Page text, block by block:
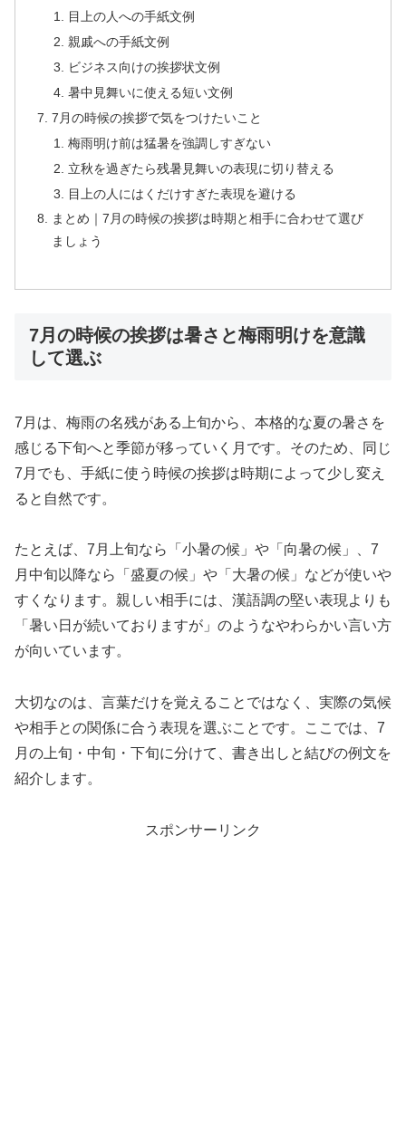
目上の人への手紙文例
親戚への手紙文例
ビジネス向けの挨拶状文例
暑中見舞いに使える短い文例
7月の時候の挨拶で気をつけたいこと
梅雨明け前は猛暑を強調しすぎない
立秋を過ぎたら残暑見舞いの表現に切り替える
目上の人にはくだけすぎた表現を避ける
まとめ｜7月の時候の挨拶は時期と相手に合わせて選び
ましょう
7月の時候の挨拶は暑さと梅雨明けを意識
して選ぶ
7月は、梅雨の名残がある上旬から、本格的な夏の暑さを
感じる下旬へと季節が移っていく月です。そのため、同じ
7月でも、手紙に使う時候の挨拶は時期によって少し変え
ると自然です。
たとえば、7月上旬なら「小暑の候」や「向暑の候」、7
月中旬以降なら「盛夏の候」や「大暑の候」などが使いや
すくなります。親しい相手には、漢語調の堅い表現よりも
「暑い日が続いておりますが」のようなやわらかい言い方
が向いています。
大切なのは、言葉だけを覚えることではなく、実際の気候
や相手との関係に合う表現を選ぶことです。ここでは、7
月の上旬・中旬・下旬に分けて、書き出しと結びの例文を
紹介します。
スポンサーリンク